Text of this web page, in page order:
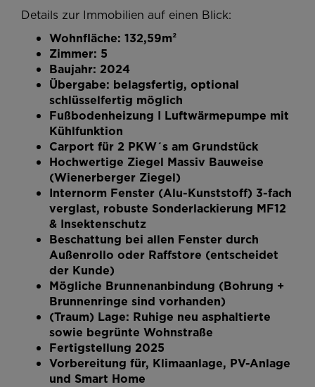
Details zur Immobilien auf einen Blick:
Wohnfläche: 132,59m²
Zimmer: 5
Baujahr: 2024
Übergabe: belagsfertig, optional
schlüsselfertig möglich
Fußbodenheizung I Luftwärmepumpe mit
Kühlfunktion
Carport für 2 PKW´s am Grundstück
Hochwertige Ziegel Massiv Bauweise
(Wienerberger Ziegel)
Internorm Fenster (Alu-Kunststoff) 3-fach
verglast, robuste Sonderlackierung MF12
& Insektenschutz
Beschattung bei allen Fenster durch
Außenrollo oder Raffstore (entscheidet
der Kunde)
Mögliche Brunnenanbindung (Bohrung +
Brunnenringe sind vorhanden)
(Traum) Lage: Ruhige neu asphaltierte
sowie begrünte Wohnstraße
Fertigstellung 2025
Vorbereitung für, Klimaanlage, PV-Anlage
und Smart Home